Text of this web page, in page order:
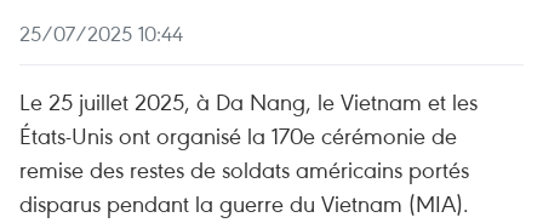
25/07/2025 10:44
Le 25 juillet 2025, à Da Nang, le Vietnam et les
États-Unis ont organisé la 170e cérémonie de
remise des restes de soldats américains portés
disparus pendant la guerre du Vietnam (MIA).